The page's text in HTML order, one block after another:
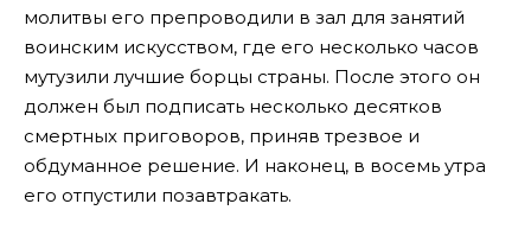
молитвы его препроводили в зал для занятий
воинским искусством, где его несколько часов
мутузили лучшие борцы страны. После этого он
должен был подписать несколько десятков
смертных приговоров, приняв трезвое и
обдуманное решение. И наконец, в восемь утра
его отпустили позавтракать.